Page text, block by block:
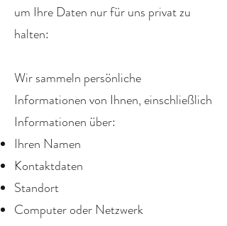
um Ihre Daten nur für uns privat zu
halten:
Wir sammeln persönliche
Informationen von Ihnen, einschließlich
Informationen über:
Ihren Namen
Kontaktdaten
Standort
Computer oder Netzwerk